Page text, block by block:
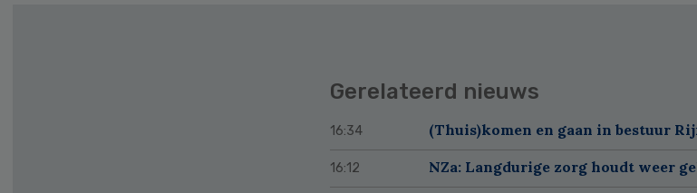
Gerelateerd nieuws
16:34 (Thuis)komen en gaan in bestuur
16:12 NZa: Langdurige zorg houdt weer